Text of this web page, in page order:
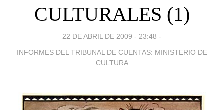
CULTURALES (1)
22 DE ABRIL DE 2009 - 23:48 -
INFORMES DEL TRIBUNAL DE CUENTAS: MINISTERIO DE
CULTURA